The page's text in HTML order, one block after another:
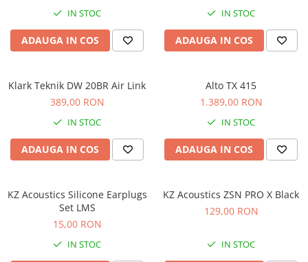
Cabluri de Alimentare
Case-uri de lumini
Comenzi si controllere
Efecte de lumini
Masini de fum si ceata
Mixere DMX
Moving Head-uri
Proiectoare
Scene şi Ring-uri de Dans
Stative si schela lumini
Instrumente Muzicale
IN STOC
ADAUGA IN COS
IN STOC
ADAUGA IN COS
Klark Teknik DW 20BR Air Link
389,00 RON
IN STOC
ADAUGA IN COS
Alto TX 415
1.389,00 RON
IN STOC
ADAUGA IN COS
KZ Acoustics Silicone Earplugs
Set LMS
15,00 RON
IN STOC
KZ Acoustics ZSN PRO X Black
129,00 RON
IN STOC